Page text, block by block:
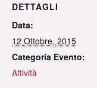
DETTAGLI
Data:
12 Ottobre, 2015
Categoria Evento:
Attività